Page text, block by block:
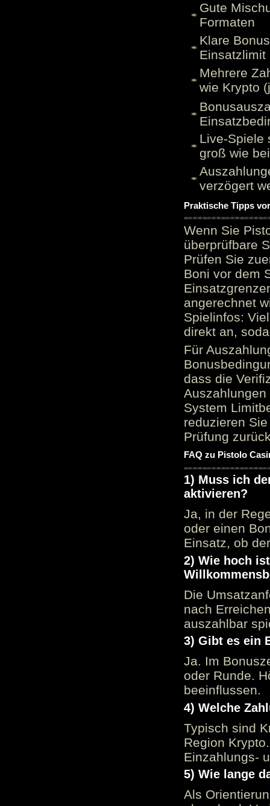
Gute
Formaten
Klare
Einsatzlimit
Mehrere
wie Krypto
Live-Spiele
groß wie
verzögert
Praktische Tipps
Wenn Sie
überprüfbare
Prüfen Sie
Boni vor dem
angerechnet
Spielinfos:
direkt an,
Für
dass die
System
reduzieren
Prüfung
FAQ zu Pistolo
1) Muss ich
aktivieren?
Ja, in der
oder einen
Einsatz, ob
2) Wie hoch
Die
nach
auszahlbar
3) Gibt es ein
Ja. Im
oder Runde.
beeinflussen.
4) Welche
Typisch sind
Region
Einzahlungs-
5) Wie lange
Als